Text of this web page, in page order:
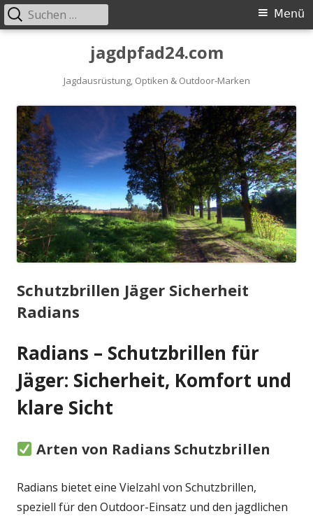
jagdpfad24.com
Jagdausrüstung, Optiken & Outdoor-Marken
Primäres
Menü
Suchen
nach:
Schutzbrillen Jäger Sicherheit
Radians
Radians – Schutzbrillen für
Jäger: Sicherheit, Komfort und
klare Sicht
Arten von Radians Schutzbrillen
Radians bietet eine Vielzahl von Schutzbrillen,
speziell für den Outdoor-Einsatz und den jagdlichen